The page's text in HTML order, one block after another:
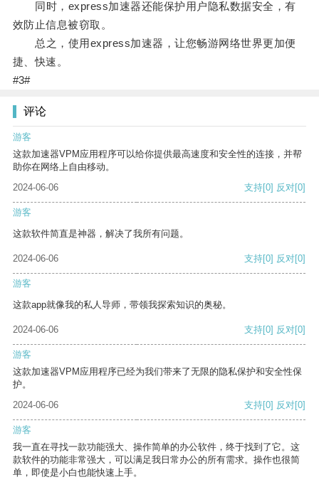
同时，express加速器还能保护用户隐私数据安全，有
效防止信息被窃取。
总之，使用express加速器，让您畅游网络世界更加便
捷、快速。
#3#
评论
游客
这款加速器VPM应用程序可以给你提供最高速度和安全性的连接，并帮
助你在网络上自由移动。
2024-06-06
支持[0] 反对[0]
游客
这款软件简直是神器，解决了我所有问题。
2024-06-06 支持[0] 反对[0]
游客
这款app就像我的私人导师，带领我探索知识的奥秘。
2024-06-06 支持[0] 反对[0]
游客
这款加速器VPM应用程序已经为我们带来了无限的隐私保护和安全性保
护。
2024-06-06
支持[0] 反对[0]
游客
我一直在寻找一款功能强大、操作简单的办公软件，终于找到了它。这
款软件的功能非常强大，可以满足我日常办公的所有需求。操作也很简
单，即使是小白也能快速上手。